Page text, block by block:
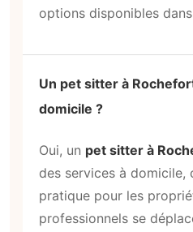
options disponibles
Un pet sitter à
domicile ?
Oui, un pet sitter à
des services à domicile,
pratique pour les
professionnels se